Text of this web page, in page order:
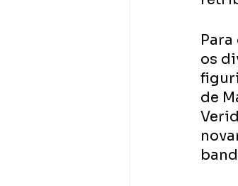
os
de